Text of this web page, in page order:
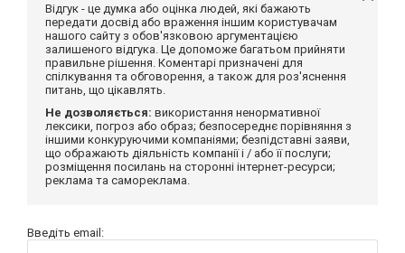
Відгук - це думка або оцінка людей, які бажають
передати досвід або враження іншим користувачам
нашого сайту з обов'язковою аргументацією
залишеного відгука. Це допоможе багатьом прийняти
правильне рішення. Коментарі призначені для
спілкування та обговорення, а також для роз'яснення
питань, що цікавлять.
Не дозволяється: використання ненормативної
лексики, погроз або образ; безпосереднє порівняння з
іншими конкуруючими компаніями; безпідставні заяви,
що ображають діяльність компанії і / або її послуги;
розміщення посилань на сторонні інтернет-ресурси;
реклама та самореклама.
Введіть email: